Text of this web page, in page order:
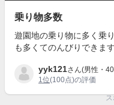
乗り物多数
遊園地の乗り物に多く乗
も多くてのんびりできま
yyk121さん(男性・
1位(100点)の評価